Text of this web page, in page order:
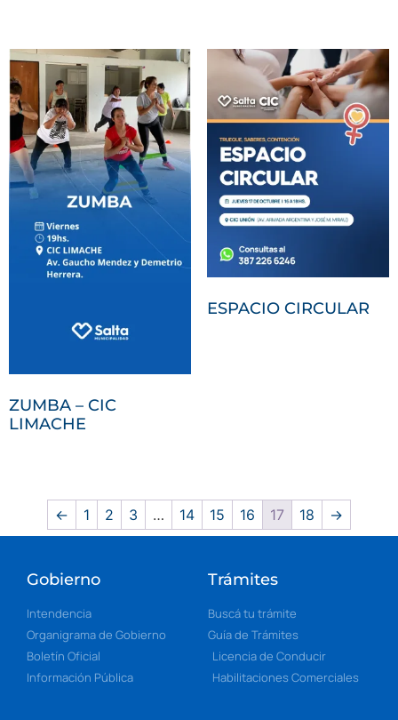
ZUMBA – CIC
LIMACHE
ESPACIO CIRCULAR
← 1 2 3 … 14 15 16 17 18 →
Gobierno
Intendencia
Organigrama de Gobierno
Boletín Oficial
Información Pública
Trámites
Buscá tu trámite
Guía de Trámites
Licencia de Conducir
Habilitaciones Comerciales